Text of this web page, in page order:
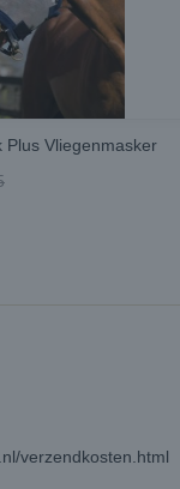
Plus Vliegenmasker
verzendkosten.html